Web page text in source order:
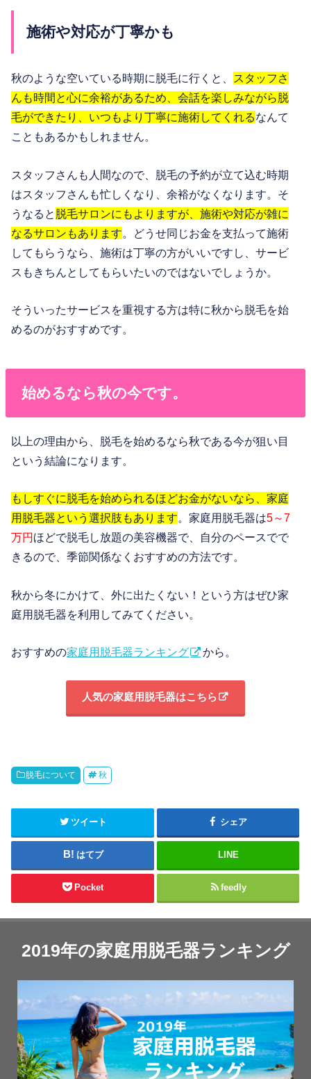
施術や対応が丁寧かも
秋のような空いている時期に脱毛に行くと、 スタッフさ
んも時間と心に余裕があるため、会話を楽しみながら脱
毛ができたり、いつもより丁寧に施術してくれるなんて
こともあるかもしれません。
スタッフさんも人間なので、脱毛の予約が立て込む時期
はスタッフさんも忙しくなり、余裕がなくなります。そ
うなると 脱毛サロンにもよりますが、施術や対応が雑に
なるサロンもあります。どうせ同じお金を支払って施術
してもらうなら、施術は丁寧の方がいいですし、サービ
スもきちんとしてもらいたいのではないでしょうか。
そういったサービスを重視する方は特に秋から脱毛を始
めるのがおすすめです。
始めるなら秋の今です。
以上の理由から、脱毛を始めるなら秋である今が狙い目
という結論になります。
もしすぐに脱毛を始められるほどお金がないなら、家庭
用脱毛器という選択肢もあります。家庭用脱毛器は5～7
万円 ほどで脱毛し放題の美容機器で、自分のペースでで
きるので、季節関係なくおすすめの方法です。
秋から冬にかけて、外に出たくない！という方はぜひ家
庭用脱毛器を利用してみてください。
おすすめの家庭用脱毛器ランキング から。
人気の家庭用脱毛器はこちら
脱毛について 秋
ツイート シェア
はてブ LINE
Pocket feedly
2019年の家庭用脱毛器ランキング